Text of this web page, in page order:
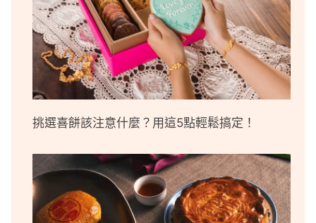
挑選喜餅該注意什麼？用這5點輕鬆搞定！